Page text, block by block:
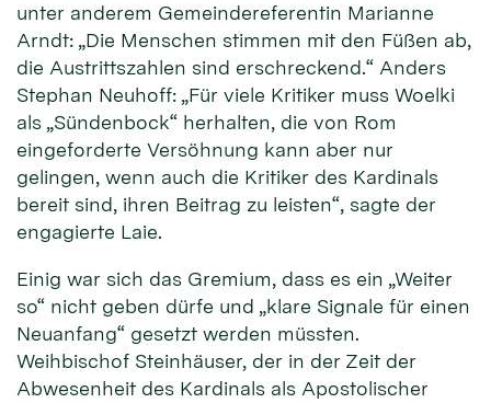
unter anderem Gemeindereferentin Marianne
Arndt: „Die Menschen stimmen mit den Füßen ab,
die Austrittszahlen sind erschreckend.“ Anders
Stephan Neuhoff: „Für viele Kritiker muss Woelki
als „Sündenbock“ herhalten, die von Rom
eingeforderte Versöhnung kann aber nur
gelingen, wenn auch die Kritiker des Kardinals
bereit sind, ihren Beitrag zu leisten“, sagte der
engagierte Laie.
Einig war sich das Gremium, dass es ein „Weiter
so“ nicht geben dürfe und „klare Signale für einen
Neuanfang“ gesetzt werden müssten.
Weihbischof Steinhäuser, der in der Zeit der
Abwesenheit des Kardinals als Apostolischer